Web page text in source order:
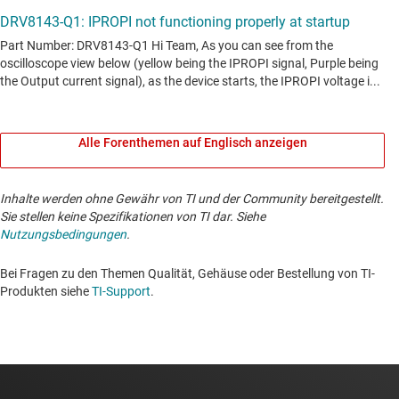
Alle Forenthemen auf Englisch anzeigen
Inhalte werden ohne Gewähr von TI und der Community bereitgestellt.
Sie stellen keine Spezifikationen von TI dar. Siehe
Nutzungsbedingungen.
Bei Fragen zu den Themen Qualität, Gehäuse oder Bestellung von TI-
Produkten sieheTI-Support. ​​​​​​​​​​​​​​